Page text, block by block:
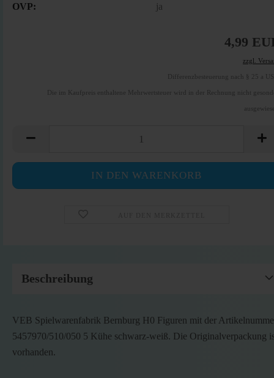
OVP:
ja
4,99
zzgl.
Differenzbesteuerung nach § 25 a
Die im Kaufpreis enthaltene Mehrwertsteuer wird in der Rechnung nicht
Beschreibung
VEB Spielwarenfabrik Bernburg H0 Figuren mit der
5457970/510/050 5 Kühe schwarz-weiß. Die Originalverpackung
vorhanden.